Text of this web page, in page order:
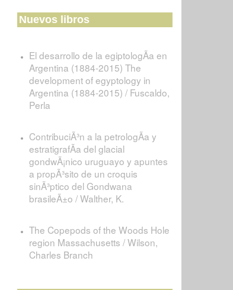
Nuevos libros
El desarrollo de la egiptologÃ­a en
Argentina (1884-2015) The
development of egyptology in
Argentina (1884-2015) / Fuscaldo,
Perla
ContribuciÃ³n a la petrologÃ­a y
estratigrafÃ­a del glacial
gondwÃ¡nico uruguayo y apuntes
a propÃ³sito de un croquis
sinÃ³ptico del Gondwana
brasileÃ±o / Walther, K.
The Copepods of the Woods Hole
region Massachusetts / Wilson,
Charles Branch